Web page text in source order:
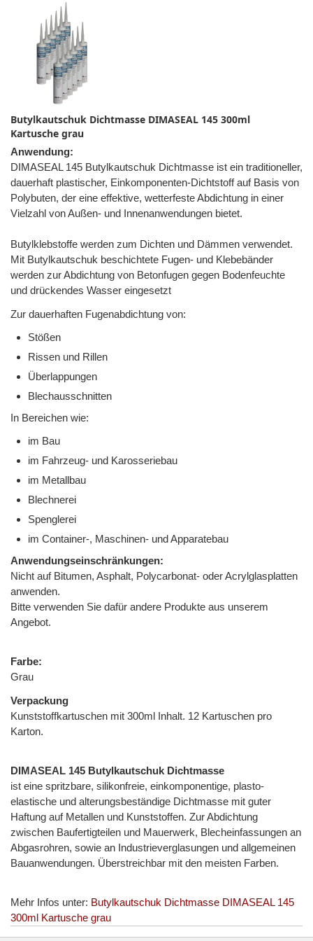
Butylkautschuk Dichtmasse DIMASEAL 145 300ml
Kartusche grau
Anwendung:
DIMASEAL 145 Butylkautschuk Dichtmasse ist ein traditioneller,
dauerhaft plastischer, Einkomponenten-Dichtstoff auf Basis von
Polybuten, der eine effektive, wetterfeste Abdichtung in einer
Vielzahl von Außen- und Innenanwendungen bietet.
Butylklebstoffe werden zum Dichten und Dämmen verwendet.
Mit Butylkautschuk beschichtete Fugen- und Klebebänder
werden zur Abdichtung von Betonfugen gegen Bodenfeuchte
und drückendes Wasser eingesetzt
Zur dauerhaften Fugenabdichtung von:
Stößen
Rissen und Rillen
Überlappungen
Blechausschnitten
In Bereichen wie:
im Bau
im Fahrzeug- und Karosseriebau
im Metallbau
Blechnerei
Spenglerei
im Container-, Maschinen- und Apparatebau
Anwendungseinschränkungen:
Nicht auf Bitumen, Asphalt, Polycarbonat- oder Acrylglasplatten
anwenden.
Bitte verwenden Sie dafür andere Produkte aus unserem
Angebot.
Farbe:
Grau
Verpackung
Kunststoffkartuschen mit 300ml Inhalt. 12 Kartuschen pro
Karton.
DIMASEAL 145 Butylkautschuk Dichtmasse
ist eine spritzbare, silikonfreie, einkomponentige, plasto-
elastische und alterungsbeständige Dichtmasse mit guter
Haftung auf Metallen und Kunststoffen. Zur Abdichtung
zwischen Baufertigteilen und Mauerwerk, Blecheinfassungen an
Abgasrohren, sowie an Industrieverglasungen und allgemeinen
Bauanwendungen. Überstreichbar mit den meisten Farben.
Mehr Infos unter: Butylkautschuk Dichtmasse DIMASEAL 145
300ml Kartusche grau